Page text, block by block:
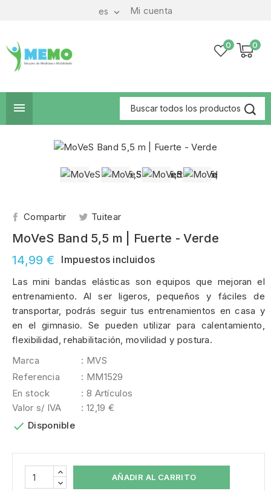
Mi cuenta
es 
0
0

Compartir Tuitear
MoVeS Band 5,5 m | Fuerte - Verde
14,99 €
Impuestos incluidos
Las mini bandas elásticas son equipos que mejoran el
entrenamiento. Al ser ligeros, pequeños y fáciles de
transportar, podrás seguir tus entrenamientos en casa y
en el gimnasio. Se pueden utilizar para calentamiento,
flexibilidad, rehabilitación, movilidad y postura.
Marca
: MVS
Referencia
: MM1529
En stock
: 8 Artículos
Valor s/ IVA
: 12,19 €
 Disponible
AÑADIR AL CARRITO